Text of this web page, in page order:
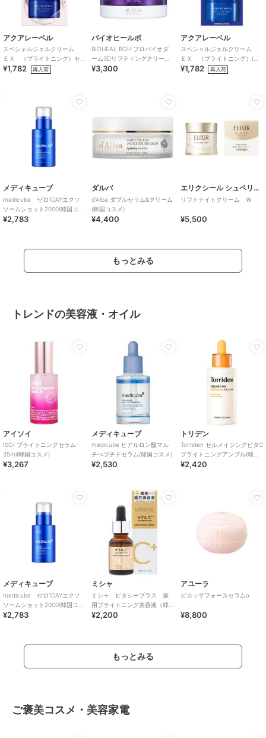
アクアレーベル
スペシャルジェルクリーム
ＥＸ （ブライトニング）セ
ットｂ
¥1,782 再入荷
バイオヒールボ
BIOHEAL BOH プロバイオダ
ーム3Dリフティングクリーム
(韓国コスメ)
¥3,300
アクアレーベル
スペシャルジェルクリーム
ＥＸ （ブライトニング）(医
薬部外品)
¥1,782 再入荷
メディキューブ
medicube ゼロ1DAYエクソ
ソームショット2000(韓国コス
メ)
¥2,783
ダルバ
d'Alba ダブルセラム&クリーム
(韓国コスメ)
¥4,400
エリクシール シュペリエル
リフトナイトクリーム Ｗ
¥5,500
もっとみる
トレンドの美容液・オイル
アイソイ
ISOI ブライトニングセラム
35ml(韓国コスメ)
¥3,267
メディキューブ
medicube ヒアルロン酸マル
チぺプチドセラム(韓国コスメ)
¥2,530
トリデン
Torriden セルメイジングビタC
ブライトニングアンプル(韓国
コスメ)
¥2,420
メディキューブ
medicube ゼロ1DAYエクソ
ソームショット2000(韓国コス
メ)
¥2,783
ミシャ
ミシャ ビタシープラス 薬
用ブライトニング美容液（韓
国コスメ）
¥2,200
アユーラ
ビカッサフォースセラムα
¥8,800
もっとみる
ご褒美コスメ・美容家電